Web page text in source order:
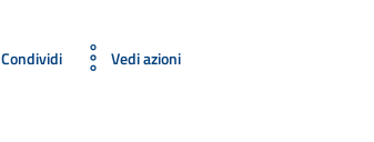
Condividi Vedi azioni